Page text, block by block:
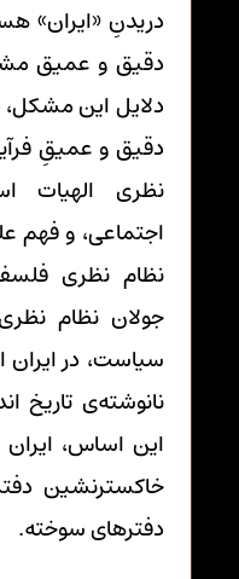
دریدنِ «ایران»
دقیق و عمیق
دلایل این مشکل،
دقیق و عمیقِ
نظری الهیات
اجتماعی، و فهم
نظام نظری
جولان نظام
سیاست، در
نانوشته‌ی تاریخ
این اساس، ایران و
خاکسترنشین
دفترهای سوخته.